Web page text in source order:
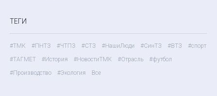
ТЕГИ
#ТМК #ПНТЗ #ЧТПЗ #СТЗ #НашиЛюди #СинТЗ #ВТЗ
#спорт
#ТАГМЕТ
#История #НовостиТМК #Отрасль
#футбол
#Производство
#Экология Все